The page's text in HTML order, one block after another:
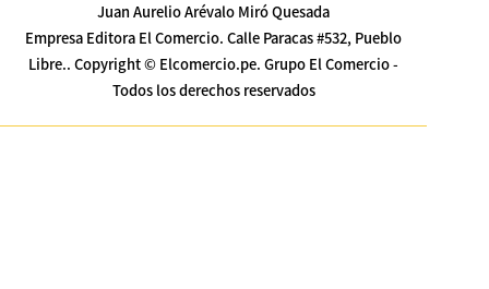
Juan Aurelio Arévalo Miró Quesada
Empresa Editora El Comercio. Calle Paracas #532, Pueblo
Libre.. Copyright © Elcomercio.pe. Grupo El Comercio -
Todos los derechos reservados